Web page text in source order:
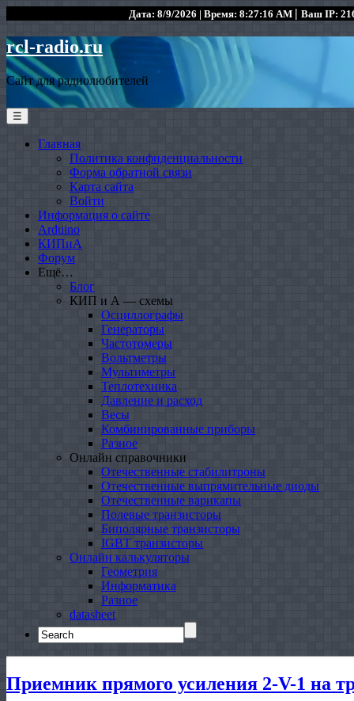
Дата: 8/9/2026 | Время: 8:27:16 AM | Ваш IP:
rcl-radio.ru
Сайт для радиолюбителей
☰
Главная
Политика конфиденциальности
Форма обратной связи
Карта сайта
Войти
Информация о сайте
Arduino
КИПиА
Форум
Ещё…
Блог
КИП и А — схемы
Осциллографы
Генераторы
Частотомеры
Вольтметры
Мультиметры
Теплотехника
Давление и расход
Весы
Комбинированные приборы
Разное
Онлайн справочники
Отечественные стабилитроны
Отечественные выпрямительные диоды
Отечественные варикапы
Полевые транзисторы
Биполярные транзисторы
IGBT транзисторы
Онлайн калькуляторы
Геометрия
Информатика
Разное
datasheet
Search
for:
Приемник прямого усиления 2-V-1 на